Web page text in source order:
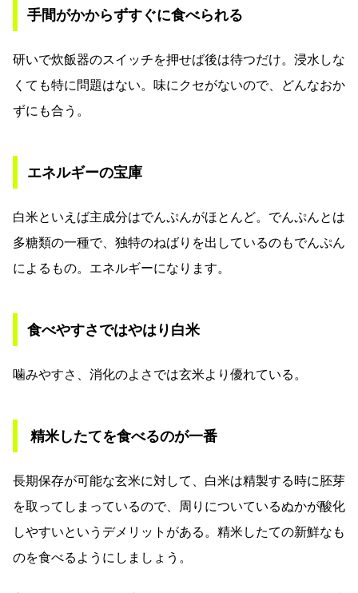
手間がかからずすぐに食べられる
研いで炊飯器のスイッチを押せば後は待つだけ。浸水しな
くても特に問題はない。味にクセがないので、どんなおか
ずにも合う。
エネルギーの宝庫
白米といえば主成分はでんぷんがほとんど。でんぷんとは
多糖類の一種で、独特のねばりを出しているのもでんぷん
によるもの。エネルギーになります。
食べやすさではやはり白米
噛みやすさ、消化のよさでは玄米より優れている。
精米したてを食べるのが一番
長期保存が可能な玄米に対して、白米は精製する時に胚芽
を取ってしまっているので、周りについているぬかが酸化
しやすいというデメリットがある。精米したての新鮮なも
のを食べるようにしましょう。